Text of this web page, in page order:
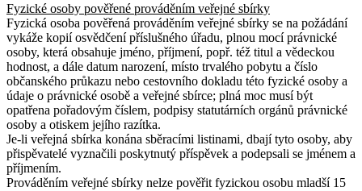
Fyzické osoby pověřené prováděním veřejné sbírky
Fyzická osoba pověřená prováděním veřejné sbírky se na požádání
vykáže kopií osvědčení příslušného úřadu, plnou mocí právnické
osoby, která obsahuje jméno, příjmení, popř. též titul a vědeckou
hodnost, a dále datum narození, místo trvalého pobytu a číslo
občanského průkazu nebo cestovního dokladu této fyzické osoby a
údaje o právnické osobě a veřejné sbírce; plná moc musí být
opatřena pořadovým číslem, podpisy statutárních orgánů právnické
osoby a otiskem jejího razítka.
Je-li veřejná sbírka konána sběracími listinami, dbají tyto osoby, aby
přispěvatelé vyznačili poskytnutý příspěvek a podepsali se jménem a
příjmením.
Prováděním veřejné sbírky nelze pověřit fyzickou osobu mladší 15